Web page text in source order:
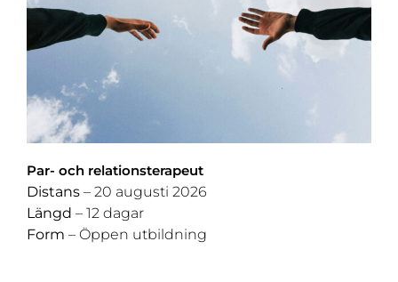
Par- och relationsterapeut
Distans– 20 augusti 2026
Längd – 12 dagar
Form – Öppen utbildning